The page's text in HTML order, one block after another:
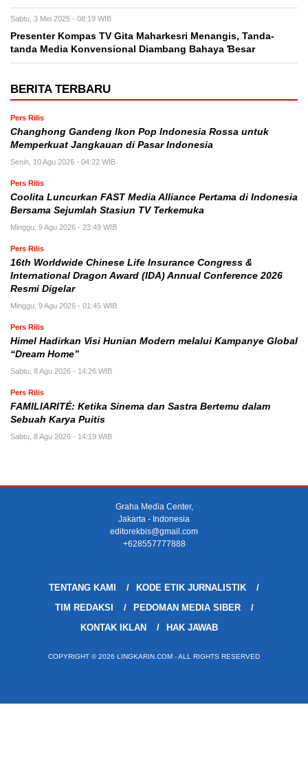
Sabtu, 3 Mei 2025 - 08:19 WIB
Presenter Kompas TV Gita Maharkesri Menangis, Tanda-
tanda Media Konvensional Diambang Bahaya Ɓesar
BERITA TERBARU
Pers Rilis
Changhong Gandeng Ikon Pop Indonesia Rossa untuk
Memperkuat Jangkauan di Pasar Indonesia
Senin, 10 Agu 2026 - 04:22 WIB
Pers Rilis
Coolita Luncurkan FAST Media Alliance Pertama di Indonesia
Bersama Sejumlah Stasiun TV Terkemuka
Minggu, 9 Agu 2026 - 23:49 WIB
Pers Rilis
16th Worldwide Chinese Life Insurance Congress &
International Dragon Award (IDA) Annual Conference 2026
Resmi Digelar
Minggu, 9 Agu 2026 - 01:45 WIB
Pers Rilis
Himel Hadirkan Visi Hunian Modern melalui Kampanye Global
“Dream Home”
Sabtu, 8 Agu 2026 - 14:26 WIB
Pers Rilis
FAMILIARITÉ: Ketika Sinema dan Sastra Bertemu dalam
Sebuah Karya Puitis
Sabtu, 8 Agu 2026 - 14:19 WIB
Graha Media Center,
Jakarta - Indonesia
editorekbis@gmail.com
+628557777888
TENTANG KAMI
KODE ETIK JURNALISTIK
TIM REDAKSI
PEDOMAN MEDIA SIBER
KONTAK IKLAN
HAK JAWAB
COPYRIGHT © 2026 LINGKARIN.COM - ALL RIGHTS RESERVED